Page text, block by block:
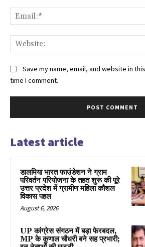
Save my name, email, and website in
time I comment.
Latest article
डालमिया भारत फाउंडेशन ने ग्राम
परिवर्तन परियोजना के तहत शुरू की पूरे
उत्तर प्रदेश में ग्रामीण महिला कौशल
विकास पहल
August 6, 2026
UP कांग्रेस संगठन में बड़ा फेरबदल,
MP के कुणाल चौधरी बने सह प्रभारी;